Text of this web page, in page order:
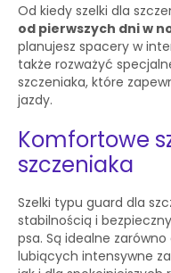
Od kiedy szelki dla
od pierwszych dni w
planujesz spacery w
także rozważyć
szczeniaka, które
jazdy.
Komfortowe
szczeniaka
Szelki typu guard dla
stabilnością i
psa. Są idealne
lubiących intensywne